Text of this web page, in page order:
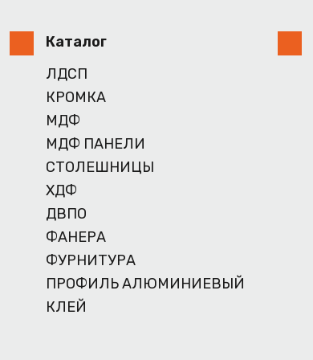
Каталог
ЛДСП
КРОМКА
МДФ
МДФ ПАНЕЛИ
СТОЛЕШНИЦЫ
ХДФ
ДВПО
ФАНЕРА
ФУРНИТУРА
ПРОФИЛЬ АЛЮМИНИЕВЫЙ
КЛЕЙ